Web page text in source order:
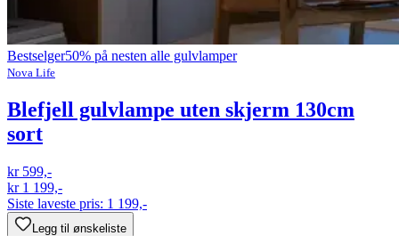
Bestselger50% på nesten alle gulvlamper
Nova Life
Blefjell gulvlampe uten skjerm 130cm
sort
kr 599,-
kr 1 199,-
Siste laveste pris: 1 199,-
Legg til ønskeliste